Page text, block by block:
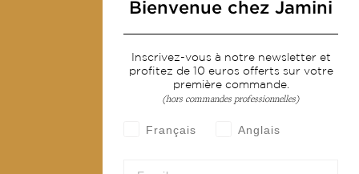
Services
Livraison & retour
CGV
Bienvenue chez Jamini
Inscrivez-vous à notre newsletter et
profitez de 10 euros offerts sur votre
première commande.
(hors commandes professionnelles)
Français Anglais